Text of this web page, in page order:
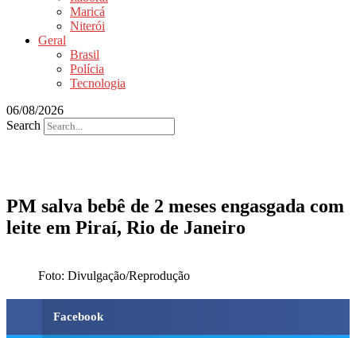
Maricá
Niterói
Geral
Brasil
Polícia
Tecnologia
06/08/2026
Search
PM salva bebê de 2 meses engasgada com
leite em Piraí, Rio de Janeiro
Foto: Divulgação/Reprodução
Facebook